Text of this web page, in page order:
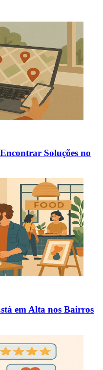
Soluções no
em Alta nos Bairros